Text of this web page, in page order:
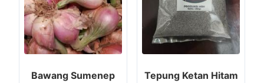
Bawang Sumenep
Tepung Ketan Hitam